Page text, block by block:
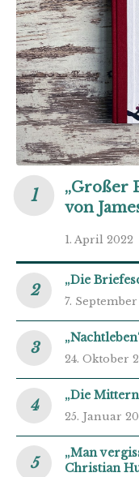
„Großer
von
1. April 2022
„Die
7. September
24. Oktober
„Die
25. Januar
„Man
Christian